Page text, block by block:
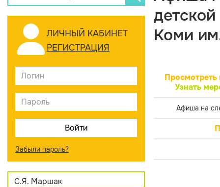
ЛИЧНЫЙ КАБИНЕТ
РЕГИСТРАЦИЯ
Забыли пароль?
С.Я. Маршак
Коми
Просмотреть
Узнать
Афиша на